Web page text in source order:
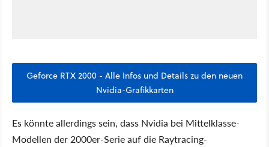
Geforce RTX 2000 - Alle Infos und Details zu den neuen
Nvidia-Grafikkarten
Es könnte allerdings sein, dass Nvidia bei Mittelklasse-
Modellen der 2000er-Serie auf die Raytracing-